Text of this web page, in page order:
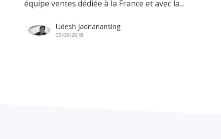
équipe ventes dédiée à la France et avec la...
Udesh Jadnanansing
05/06/2018